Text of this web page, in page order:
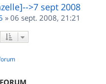
>7 sept 2008
» 06 sept. 2008, 21:21